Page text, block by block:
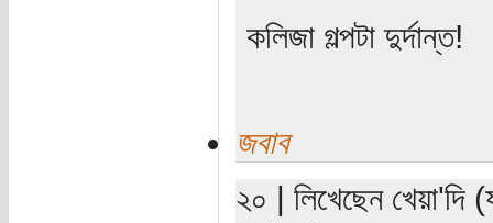
কলিজা গল্পটা দুর্দান্ত!
জবাব
২০ | লিখেছেন খেয়া'দি